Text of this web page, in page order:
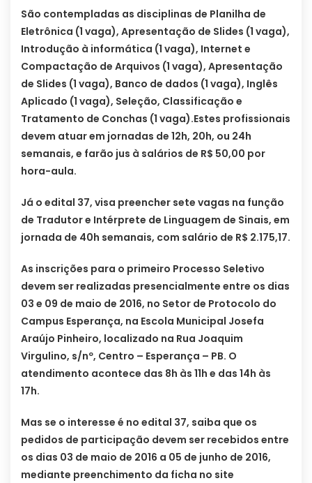
São contempladas as disciplinas de Planilha de
Eletrônica (1 vaga), Apresentação de Slides (1 vaga),
Introdução à informática (1 vaga), Internet e
Compactação de Arquivos (1 vaga), Apresentação
de Slides (1 vaga), Banco de dados (1 vaga), Inglês
Aplicado (1 vaga), Seleção, Classificação e
Tratamento de Conchas (1 vaga).Estes profissionais
devem atuar em jornadas de 12h, 20h, ou 24h
semanais, e farão jus à salários de R$ 50,00 por
hora-aula.
Já o edital 37, visa preencher sete vagas na função
de Tradutor e Intérprete de Linguagem de Sinais, em
jornada de 40h semanais, com salário de R$ 2.175,17.
As inscrições para o primeiro Processo Seletivo
devem ser realizadas presencialmente entre os dias
03 e 09 de maio de 2016, no Setor de Protocolo do
Campus Esperança, na Escola Municipal Josefa
Araújo Pinheiro, localizado na Rua Joaquim
Virgulino, s/nº, Centro – Esperança – PB. O
atendimento acontece das 8h às 11h e das 14h às
17h.
Mas se o interesse é no edital 37, saiba que os
pedidos de participação devem ser recebidos entre
os dias 03 de maio de 2016 a 05 de junho de 2016,
mediante preenchimento da ficha no site